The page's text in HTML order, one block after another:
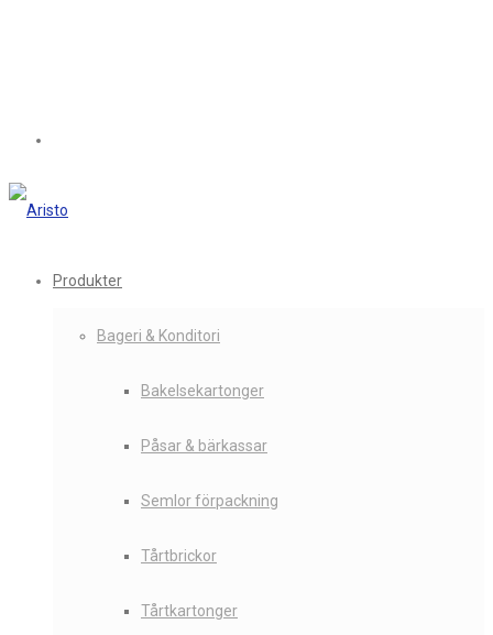
Produkter
Bageri & Konditori
Bakelsekartonger
Påsar & bärkassar
Semlor förpackning
Tårtbrickor
Tårtkartonger